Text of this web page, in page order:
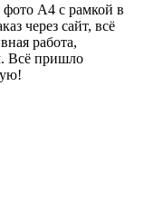
фото А4 с рамкой в
через сайт, всё
работа,
Всё пришло